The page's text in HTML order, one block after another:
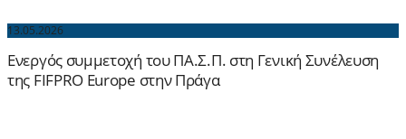
13.05.2026
Ενεργός συμμετοχή του ΠΑ.Σ.Π. στη Γενική Συνέλευση
της FIFPRO Europe στην Πράγα